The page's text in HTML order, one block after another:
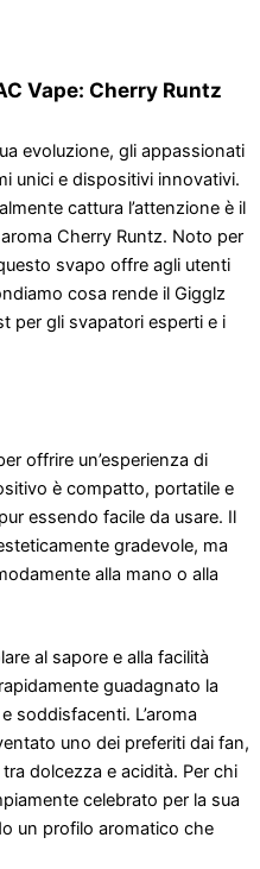
Vape: Cherry Runtz
evoluzione, gli appassionati
unici e dispositivi innovativi.
cattura l’attenzione è il
Cherry Runtz. Noto per
svapo offre agli utenti
cosa rende il Gigglz
per gli svapatori esperti e i
offrire un’esperienza di
è compatto, portatile e
essendo facile da usare. Il
gradevole, ma
alla mano o alla
al sapore e alla facilità
guadagnato la
soddisfacenti. L’aroma
uno dei preferiti dai fan,
dolcezza e acidità. Per chi
celebrato per la sua
un profilo aromatico che